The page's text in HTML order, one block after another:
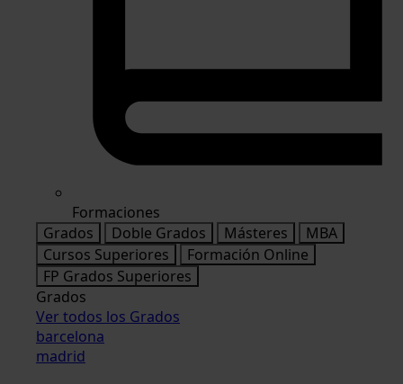
Formaciones
Grados
Doble Grados Másteres
MBA
Cursos Superiores
Formación Online
FP Grados Superiores
Grados
Ver todos los Grados
barcelona
madrid